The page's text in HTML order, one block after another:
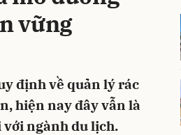
vững
định về quản lý rác
hiện nay đây vẫn là
với ngành du lịch.